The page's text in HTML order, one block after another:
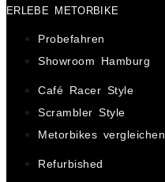
ERLEBE METORBIKE
Probefahren
Showroom Hamburg
Café Racer Style
Scrambler Style
Metorbikes vergleichen
Refurbished